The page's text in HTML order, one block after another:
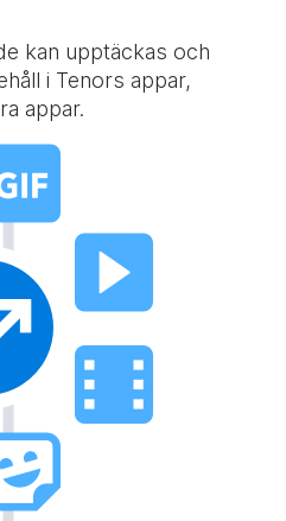
kan upptäckas och
i Tenors appar,
appar.